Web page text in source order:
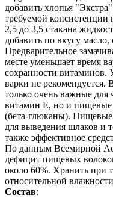
добавить хлопья
требуемой консистенции
2,5 до 3,5 стакана
добавить по вкусу
Предварительное
месте уменьшает время
сохранности витаминов.
варки не рекомендуется.
только очень важные
витамин Е, но и пищевые
(бета-глюканы). Пищевые
для выведения шлаков и
также эффективное
По данным Всемирной
дефицит пищевых
около 60%. Хранить при
относительной
Состав: